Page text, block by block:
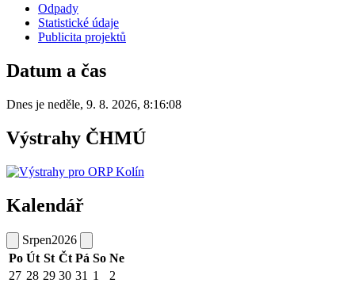
Odpady
Statistické údaje
Publicita projektů
Datum a čas
Dnes je neděle, 9. 8. 2026, 8:16:08
Výstrahy ČHMÚ
Kalendář
Srpen2026
Po Út St Čt Pá So Ne
27 28 29 30 31 1
2